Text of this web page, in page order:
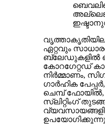
ഏറ്റവും
ബ്ലേഡുകളിൽ
കോറഗേറ്റഡ്
നിർമ്മാണം,
ഗാർഹിക പേപ്പർ,
ചെമ്പ്
സ്ലിറ്റിംഗ്